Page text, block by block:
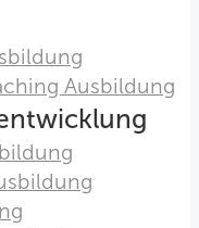
Ausbildung